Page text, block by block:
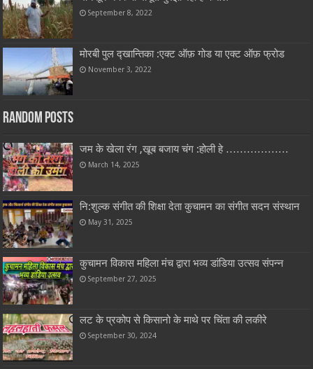
September 8, 2022
मोरबी पुल द्खान्तिका :एक्ट ऑफ़ गोड या एक्ट ऑफ़ फ्रोड
November 3, 2022
Random Posts
जम के खेला रंग ,खूब बजाय चंग :होली हे ………………
March 14, 2025
नि:शुल्क संगीत की शिक्षा देता कुचामन का संगीत सदन संस्थान
May 31, 2025
कुचामन विकास महिला मंच द्वारा भव्य डांडिया उत्सव संपन्न
September 27, 2025
लट के प्रकोप से किसानो के माथे पर चिंता की लकीरे
September 30, 2024